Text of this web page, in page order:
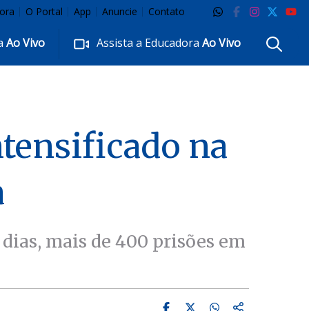
O Portal App Anuncie Contato
Ao Vivo Assista a EducadoraAo Vivo
na
mais de 400 prisões em